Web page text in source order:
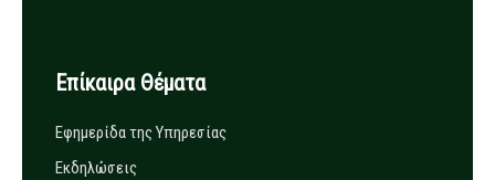
Επίκαιρα Θέματα
Εφημερίδα της Υπηρεσίας
Εκδηλώσεις